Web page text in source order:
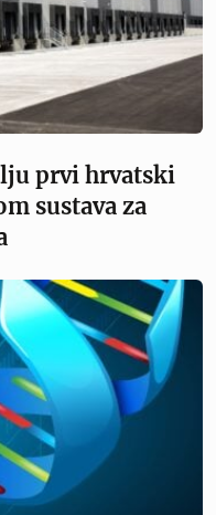
prvi hrvatski
sustava za